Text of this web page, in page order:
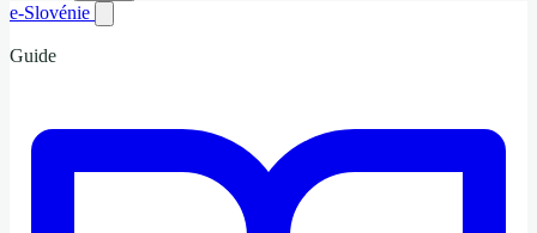
e-Slovénie
Guide